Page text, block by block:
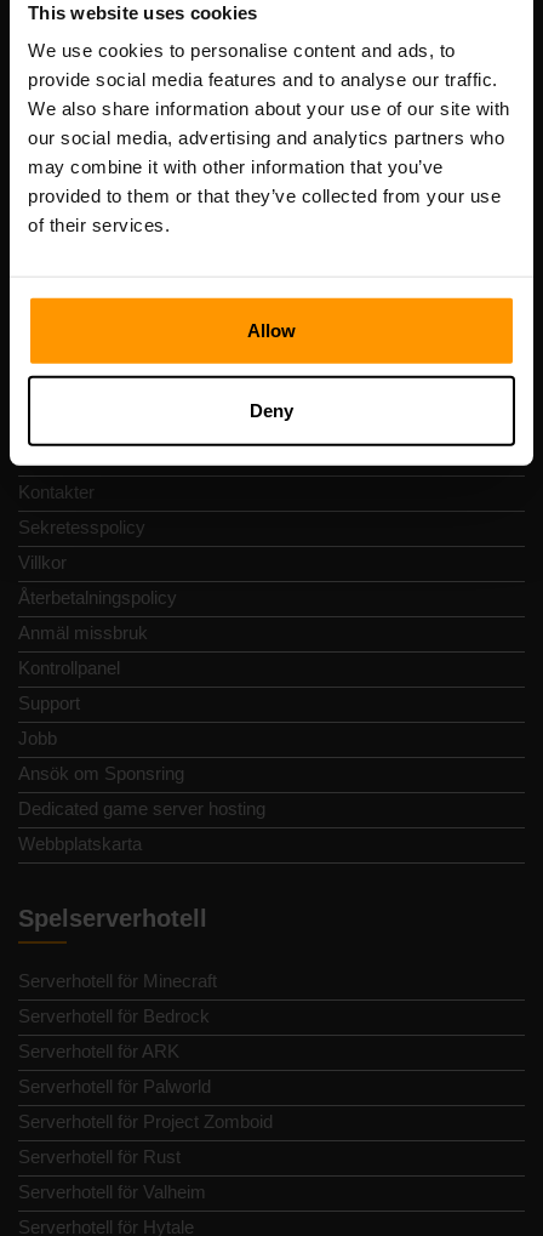
This website uses cookies
We use cookies to personalise content and ads, to
provide social media features and to analyse our traffic.
We also share information about your use of our site with
our social media, advertising and analytics partners who
may combine it with other information that you’ve
provided to them or that they’ve collected from your use
of their services.
Allow
Deny
Vårt företag
Scalable Hosting Solutions OÜ
Registreringskod: 14652605
Momsregistreringsnummer: EE102133820
Adress: Harju maakond, Tallinn, Kesklinna linnaosa,
Kontakter
Sekretesspolicy
Villkor
Återbetalningspolicy
Anmäl missbruk
Kontrollpanel
Support
Jobb
Ansök om Sponsring
Dedicated game server hosting
Webbplatskarta
Spelserverhotell
Serverhotell för Minecraft
Serverhotell för Bedrock
Serverhotell för ARK
Serverhotell för Palworld
Serverhotell för Project Zomboid
Serverhotell för Rust
Serverhotell för Valheim
Serverhotell för Hytale